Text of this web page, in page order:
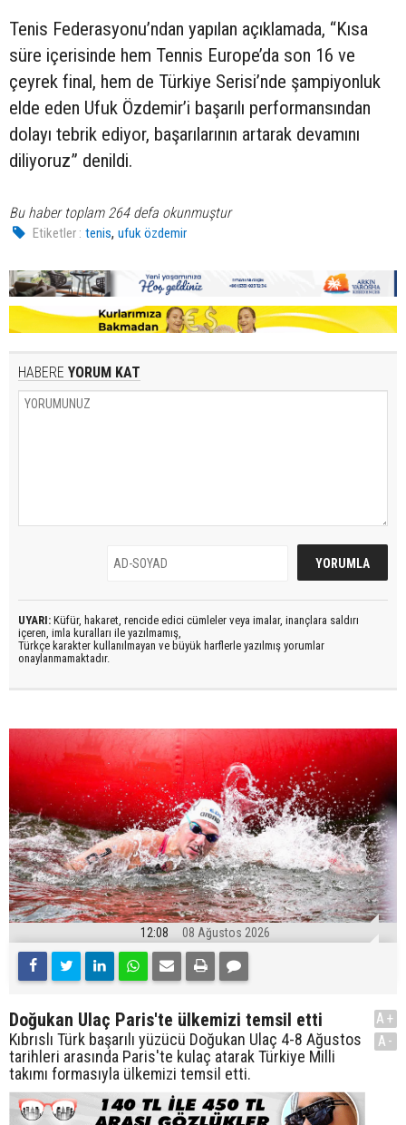
Tenis Federasyonu’ndan yapılan açıklamada, “Kısa
süre içerisinde hem Tennis Europe’da son 16 ve
çeyrek final, hem de Türkiye Serisi’nde şampiyonluk
elde eden Ufuk Özdemir’i başarılı performansından
dolayı tebrik ediyor, başarılarının artarak devamını
diliyoruz” denildi.
Bu haber toplam 264 defa okunmuştur
Etiketler : tenis,ufuk özdemir
HABERE YORUM KAT
UYARI: Küfür, hakaret, rencide edici cümleler veya imalar, inançlara saldırı
içeren, imla kuralları ile yazılmamış,
Türkçe karakter kullanılmayan ve büyük harflerle yazılmış yorumlar
onaylanmamaktadır.
12:08 08 Ağustos 2026
Doğukan Ulaç Paris'te ülkemizi temsil etti
Kıbrıslı Türk başarılı yüzücü Doğukan Ulaç 4-8 Ağustos
tarihleri arasında Paris'te kulaç atarak Türkiye Milli
takımı formasıyla ülkemizi temsil etti.
A+
A-